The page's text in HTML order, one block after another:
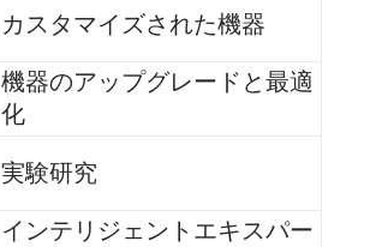
カスタマイズされた機器
機器のアップグレードと最適
化
実験研究
インテリジェントエキスパー